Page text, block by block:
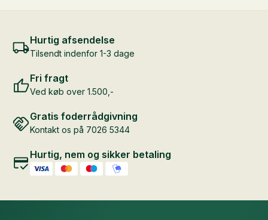
Hurtig afsendelse
Tilsendt indenfor 1-3 dage
Fri fragt
Ved køb over 1.500,-
Gratis foderrådgivning
Kontakt os på 7026 5344
Hurtig, nem og sikker betaling